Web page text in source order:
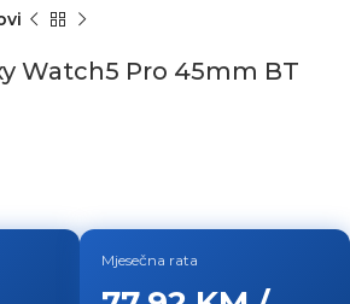
Watch5 Pro 45mm BT
Mjesečna rata